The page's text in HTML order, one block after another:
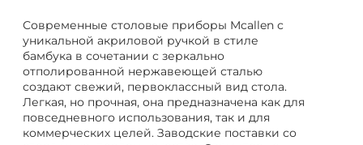
Современные столовые приборы Mcallen с
уникальной акриловой ручкой в стиле
бамбука в сочетании с зеркально
отполированной нержавеющей сталью
создают свежий, первоклассный вид стола.
Легкая, но прочная, она предназначена как для
повседневного использования, так и для
коммерческих целей. Заводские поставки со